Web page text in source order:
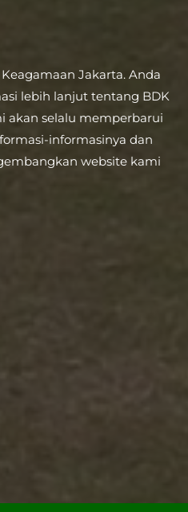
Jakarta. Anda
lebih lanjut tentang BDK
akan selalu memperbarui
informasinya dan
website kami